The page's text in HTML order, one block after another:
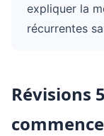
expliquer la
récurrentes
Révisions